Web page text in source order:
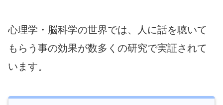
心理学・脳科学の世界では、人に話を聴いて
もらう事の効果が数多くの研究で実証されて
います。